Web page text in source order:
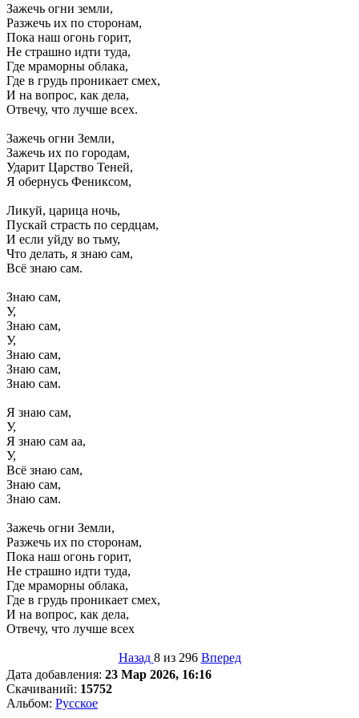
Зажечь огни земли,
Разжечь их по сторонам,
Пока наш огонь горит,
Не страшно идти туда,
Где мраморны облака,
Где в грудь проникает смех,
И на вопрос, как дела,
Отвечу, что лучше всех.
Зажечь огни Земли,
Зажечь их по городам,
Ударит Царство Теней,
Я обернусь Фениксом,
Ликуй, царица ночь,
Пускай страсть по сердцам,
И если уйду во тьму,
Что делать, я знаю сам,
Всё знаю сам.
Знаю сам,
У,
Знаю сам,
У,
Знаю сам,
Знаю сам,
Знаю сам.
Я знаю сам,
У,
Я знаю сам аа,
У,
Всё знаю сам,
Знаю сам,
Знаю сам.
Зажечь огни Земли,
Разжечь их по сторонам,
Пока наш огонь горит,
Не страшно идти туда,
Где мраморны облака,
Где в грудь проникает смех,
И на вопрос, как дела,
Отвечу, что лучше всех
Назад 8 из 296 Вперед
Дата добавления: 23 Мар 2026, 16:16
Скачиваний: 15752
Альбом: Русское